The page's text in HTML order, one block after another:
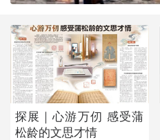
探展｜心游万仞 感受蒲
松龄的文思才情